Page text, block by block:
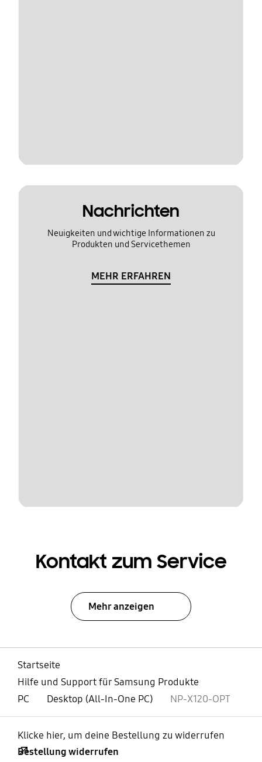
Nachrichten
Neuigkeiten und wichtige Informationen zu
Produkten und Servicethemen
MEHR ERFAHREN
Kontakt zum Service
Mehr anzeigen
Startseite
Hilfe und Support für Samsung Produkte
PC
Desktop (All-In-One PC) NP-X120-OPT
Klicke hier, um deine Bestellung zu widerrufen
Bestellung widerrufen